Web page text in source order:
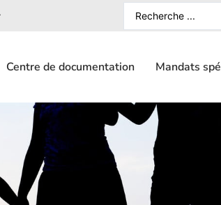
Centre de documentation Mandats